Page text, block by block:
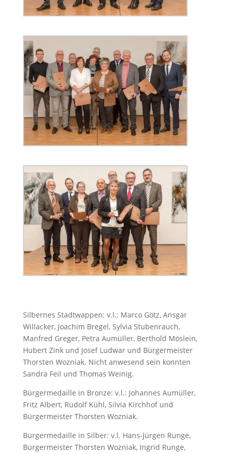
Silbernes Stadtwappen: v.l.: Marco Götz, Ansgar
Willacker, Joachim Bregel, Sylvia Stubenrauch,
Manfred Greger, Petra Aumüller, Berthold Möslein,
Hubert Zink und Josef Ludwar und Bürgermeister
Thorsten Wozniak. Nicht anwesend sein konnten
Sandra Feil und Thomas Weinig.
Bürgermedaille in Bronze: v.l.: Johannes Aumüller,
Fritz Albert, Rudolf Kühl, Silvia Kirchhof und
Bürgermeister Thorsten Wozniak.
Bürgermedaille in Silber: v.l. Hans-Jürgen Runge,
Bürgermeister Thorsten Wozniak, Ingrid Runge,